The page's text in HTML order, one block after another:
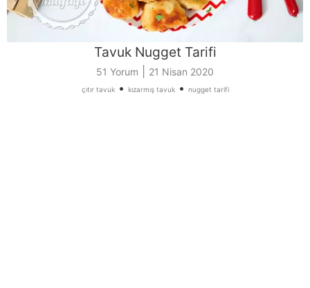
Tavuk Nugget Tarifi
51 Yorum 21 Nisan 2020
çıtır tavuk• kızarmış tavuk• nugget tarifi